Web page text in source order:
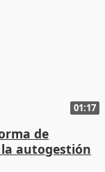
01:17
de
autogestión